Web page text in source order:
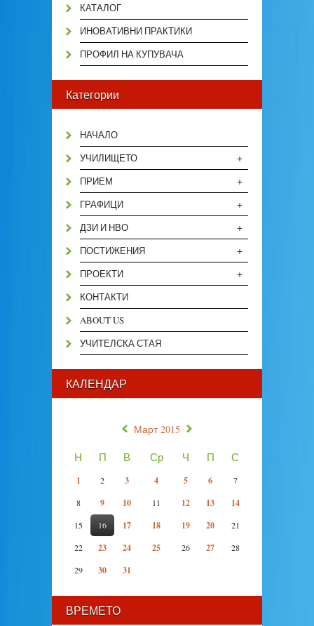
КАТАЛОГ
ИНОВАТИВНИ ПРАКТИКИ
ПРОФИЛ НА КУПУВАЧА
Категории
НАЧАЛО
+
УЧИЛИЩЕТО
+
ПРИЕМ
+
ГРАФИЦИ
+
ДЗИ И НВО
+
ПОСТИЖЕНИЯ
+
ПРОЕКТИ
КОНТАКТИ
ABOUT US
УЧИТЕЛСКА СТАЯ
КАЛЕНДАР
Март 2015
Н П В Ср Ч П С
1 2 3 4 5 6
7
8
9 10 11 12 13 14
15 16 17 18 19 20
21
22
23 24 25 26 27
28
29
30 31
ВРЕМЕТО